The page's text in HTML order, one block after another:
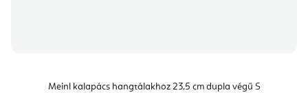
Meinl kalapács hangtálakhoz 23,5 cm dupla végű S